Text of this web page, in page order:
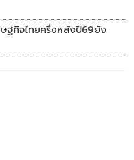
ษฐกิจไทยครึ่งหลังปี69ยัง